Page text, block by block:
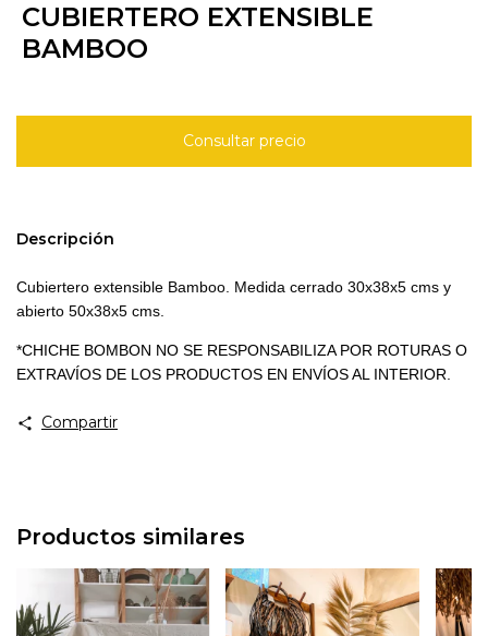
CUBIERTERO EXTENSIBLE
BAMBOO
Descripción
Cubiertero extensible Bamboo. Medida cerrado 30x38x5 cms y
abierto 50x38x5 cms.
*CHICHE BOMBON NO SE RESPONSABILIZA POR ROTURAS O
EXTRAVÍOS DE LOS PRODUCTOS EN ENVÍOS AL INTERIOR.
Compartir
Productos similares